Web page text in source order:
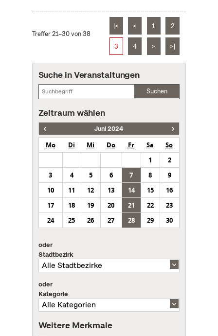
Treffer 21–30 von 38
|< < 1 2
3 4 > >|
Suche in Veranstaltungen
Suchen
Zeitraum wählen
Juni 2024
Mo Di Mi Do Fr Sa
So
1
2
3
4 5 6 7 8
9
10
11 12 13 14 15
16
17
18 19 20 21 22
23
24
25 26 27 28 29 30
oder
Stadtbezirk
oder
Kategorie
Weitere Merkmale